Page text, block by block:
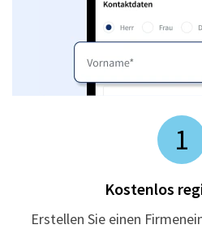
1
Kostenlos
Erstellen Sie einen